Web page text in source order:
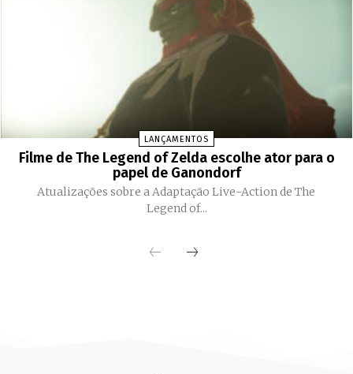
LANÇAMENTOS
Filme de The Legend of Zelda escolhe ator para o
papel de Ganondorf
Atualizações sobre a Adaptação Live-Action de The
Legend of...